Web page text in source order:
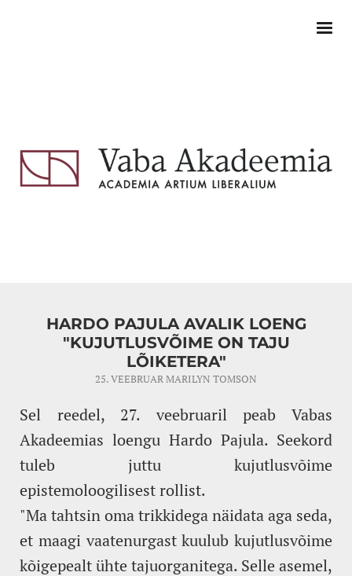
HARDO PAJULA AVALIK LOENG
"KUJUTLUSVÕIME ON TAJU
LÕIKETERA"
25. VEEBRUARMARILYN TOMSON
Sel reedel, 27. veebruaril peab Vabas
Akadeemias loengu Hardo Pajula. Seekord
tuleb juttu kujutlusvõime
epistemoloogilisest rollist.
"Ma tahtsin oma trikkidega näidata aga seda,
et maagi vaatenurgast kuulub kujutlusvõime
kõigepealt ühte tajuorganitega. Selle asemel,